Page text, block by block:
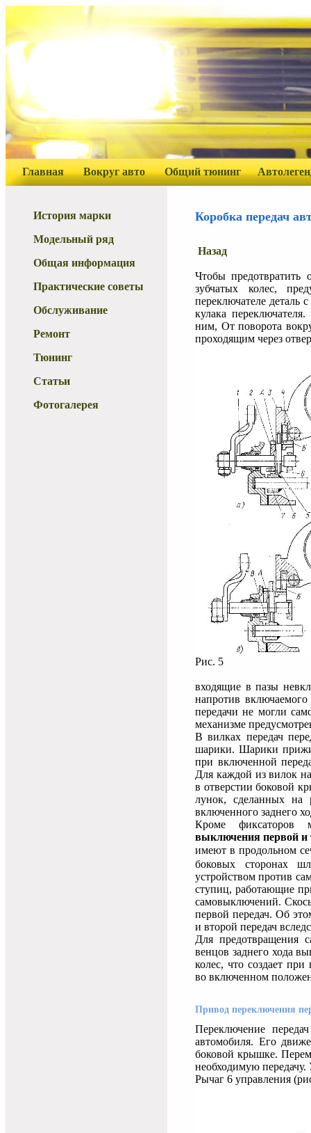
Главная Вокруг авто Общий тюнинг
История марки
Модельный ряд
Общая информация
Практические советы
Обслуживание
Ремонт
Тюнинг
Статьи
Фотогалерея
Коробка передач
Назад
Чтобы предотвратить
зубчатых колес,
переключателе деталь
кулака
ним, От поворота
проходящим через
Рис. 5
входящие в пазы
напротив
передачи не могли
механизме
В вилках передач
шарики. Шарики
при включенной
Для каждой из вилок
в отверстии боковой
лунок, сделанных на
включенного заднего
Кроме фиксаторов
выключения первой и
имеют в продольном
боковых сторонах
устройством против
ступиц, работающие
самовыключений.
первой передач. Об
и второй передач
Для предотвращения
венцов заднего хода
колес, что создает
во включенном
Привод переключения
Переключение
автомобиля. Его
боковой крышке.
необходимую передачу.
Рычаг 6 управления